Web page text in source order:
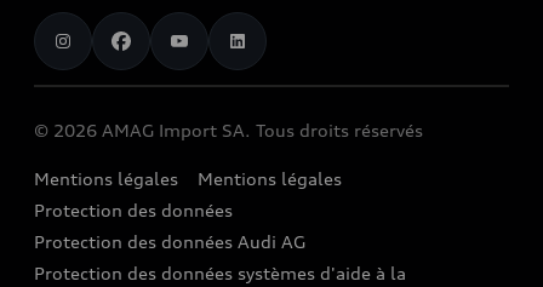
Audi exclusive
Réserver un essai routier
Promotions
Leasing et assurance
Véhicules neufs disponibles immédiatement
Occasions Audi
Audi Connect
Accessoires d’origine Audi
Audi collection
Clientèle commerciale
chargeOn
Calculateur de station de recharge
Sponsoring
Audi Destinations
quattro
Strive for clarity
We race for progress
AMAG Import SA
Carrière
Histoire
Newsletter
© 2026 AMAG Import SA. Tous droits réservés
Mentions légales
Mentions légales
Protection des données
Protection des données Audi AG
Protection des données systèmes d'aide à la